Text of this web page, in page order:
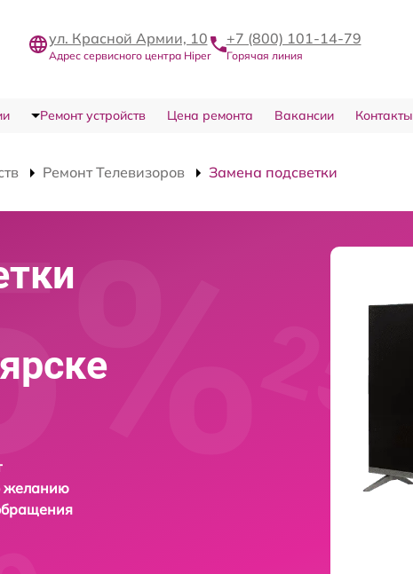
ул. Красной Армии, 10
Адрес сервисного центра Hiper
+7 (800) 101-14-79
Горячая линия
Ремонт устройств Цена ремонта Вакансии Контакты
Ремонт Телевизоров Замена подсветки
желанию